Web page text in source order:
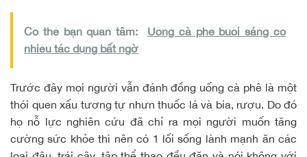
Có thể bạn quan tâm:
Uống cà phê buổi sáng có
nhiều tác dụng bất ngờ
Trước đây mọi người vẫn đánh đồng uống cà phê là một
thói quen xấu tương tự nhưn thuốc lá và bia, rượu. Do đó
họ nỗ lực nghiên cứu đã chỉ ra mọi người muốn tăng
cường sức khỏe thì nên có 1 lối sống lành mạnh ăn các